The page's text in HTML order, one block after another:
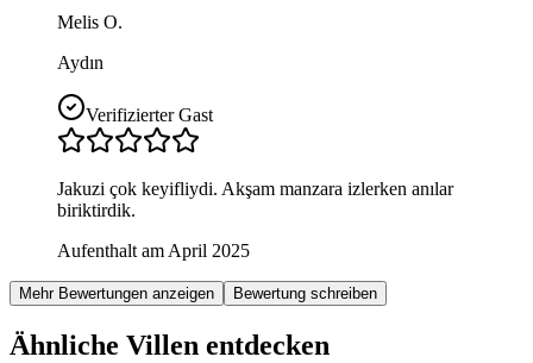
Melis O.
Aydın
Verifizierter Gast
Jakuzi çok keyifliydi. Akşam manzara izlerken anılar
biriktirdik.
Aufenthalt am April 2025
Mehr Bewertungen anzeigen Bewertung schreiben
Ähnliche Villen entdecken